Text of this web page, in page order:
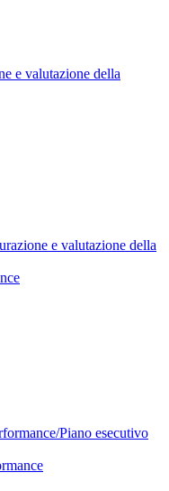
e valutazione della
e valutazione della
Piano esecutivo